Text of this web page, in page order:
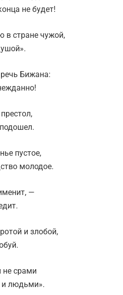
не будет!
в стране чужой,
Бижана:
пустое,
молодое.
—
и злобой,
не срами
людьми».